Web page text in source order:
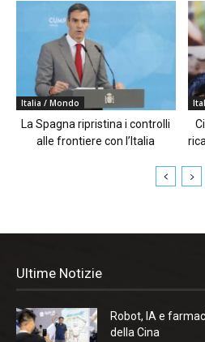
Italia / Mondo
La Spagna ripristina i controlli
alle frontiere con l’Italia
Ultime Notizie
Robot, IA e
della Cina